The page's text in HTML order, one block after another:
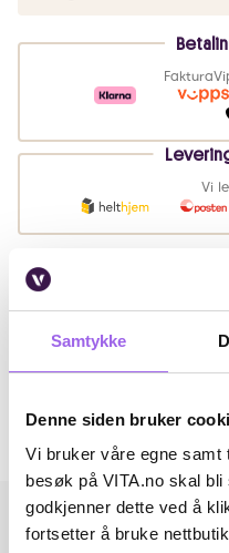
Samtykke
Denne siden bruker
Vi bruker våre egne samt
besøk på VITA.no skal
godkjenner dette ved å
fortsetter å bruke
Faktura
Vi
Artikkelnummer: 332965
Andre har også